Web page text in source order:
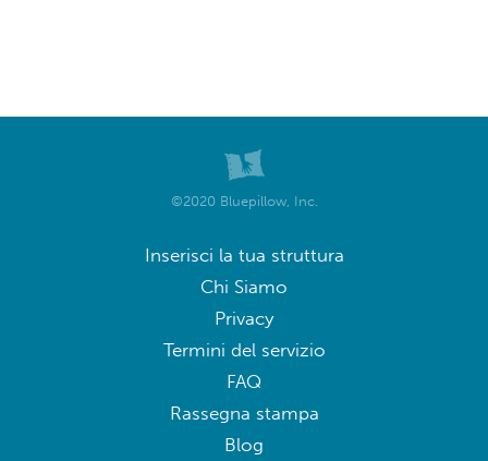
©2020 Bluepillow, Inc.
Inserisci la tua struttura
Chi Siamo
Privacy
Termini del servizio
FAQ
Rassegna stampa
Blog